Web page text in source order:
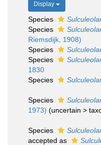
Display
Species
Species
Riemsdijk, 1908)
Species
Species
1830
Species
Species
1973) (uncertain >
Species
accepted as